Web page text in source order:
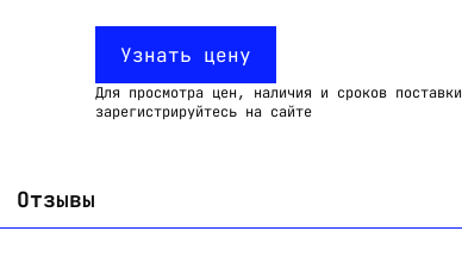
Узнать цену
Для просмотра цен, наличия и сроков поставки
зарегистрируйтесь на сайте
Отзывы